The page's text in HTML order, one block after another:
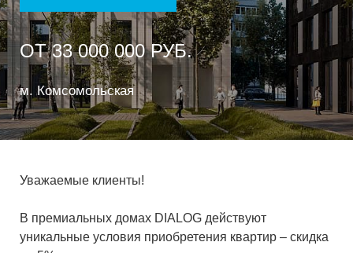
ОТ 33 000 000 РУБ.
м. Комсомольская
Уважаемые клиенты!
В премиальных домах DIALOG действуют
уникальные условия приобретения квартир – скидка